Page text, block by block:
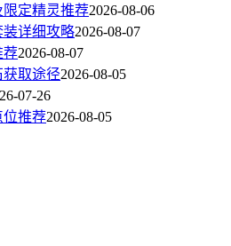
定精灵推荐2026-08-06
详细攻略2026-08-07
荐2026-08-07
获取途径2026-08-05
07-26
位推荐2026-08-05